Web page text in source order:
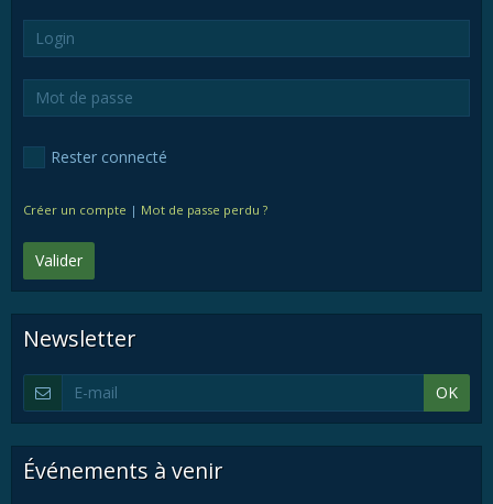
Rester connecté
Créer un compte | Mot de passe perdu ?
Valider
Newsletter
OK
Événements à venir